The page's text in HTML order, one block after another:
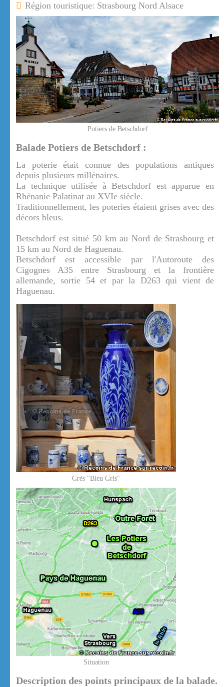
Région touristique: Strasbourg Nord Alsace
Potiers de Betschdorf
Balade Potiers de Betschdorf :
La poterie était connue des populations antiques
depuis plusieurs millénaires.
La technique utilisée à Betschdorf est apparue en
Rhénanie Palatinat au XVIe siècle.
Traditionnellement, les poteries étaient grises avec des
décors bleus.
Betschdorf est situé 50 km au Nord de Strasbourg et
15 km au Nord de Haguenau.
Betschdorf est accessible par l'Autoroute des
Cigognes A35 entre Strasbourg et la frontière
allemande, sortie 54 et par la D263 qui vient de
Haguenau.
Grès "Bleu Gris"
Situation
Description des points principaux de la balade.